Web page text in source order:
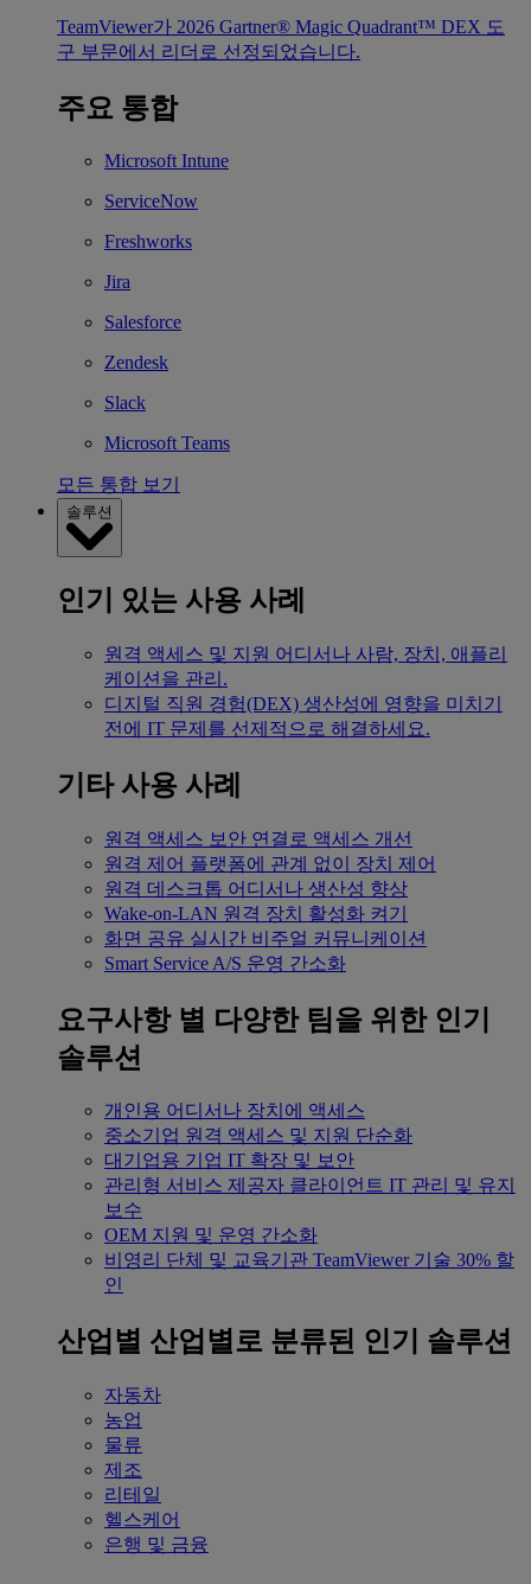
TeamViewer가 2026 Gartner® Magic Quadrant™ DEX 도
구 부문에서 리더로 선정되었습니다.
주요 통합
Microsoft Intune
ServiceNow
Freshworks
Jira
Salesforce
Zendesk
Slack
Microsoft Teams
모든 통합 보기
솔루션
인기 있는 사용 사례
원격 액세스 및 지원 어디서나 사람, 장치, 애플리
케이션을 관리.
디지털 직원 경험(DEX) 생산성에 영향을 미치기
전에 IT 문제를 선제적으로 해결하세요.
기타 사용 사례
원격 액세스 보안 연결로 액세스 개선
원격 제어 플랫폼에 관계 없이 장치 제어
원격 데스크톱 어디서나 생산성 향상
Wake-on-LAN 원격 장치 활성화 켜기
화면 공유 실시간 비주얼 커뮤니케이션
Smart Service A/S 운영 간소화
요구사항 별 다양한 팀을 위한 인기
솔루션
개인용 어디서나 장치에 액세스
중소기업 원격 액세스 및 지원 단순화
대기업용 기업 IT 확장 및 보안
관리형 서비스 제공자 클라이언트 IT 관리 및 유지
보수
OEM 지원 및 운영 간소화
비영리 단체 및 교육기관 TeamViewer 기술 30% 할
인
산업별 산업별로 분류된 인기 솔루션
자동차
농업
물류
제조
리테일
헬스케어
은행 및 금융